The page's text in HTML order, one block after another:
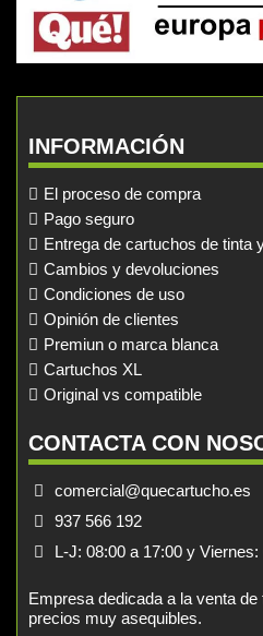
INFORMACIÓN
El proceso de compra
Pago seguro
Entrega de cartuchos de tinta
Cambios y devoluciones
Condiciones de uso
Opinión de clientes
Premiun o marca blanca
Cartuchos XL
Original vs compatible
CONTACTA CON
comercial@quecartucho.es
937 566 192
L-J: 08:00 a 17:00 y Viernes:
Empresa dedicada a la venta
precios muy asequibles.